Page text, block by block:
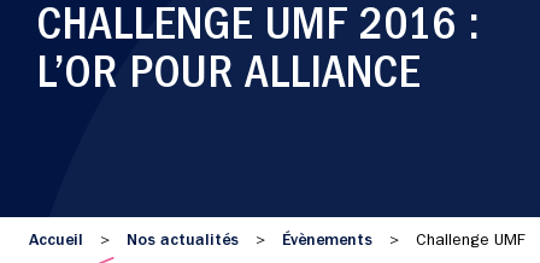
CHALLENGE UMF 2016 :
L’OR POUR ALLIANCE
Accueil > Nos actualités > Évènements > Challenge UMF